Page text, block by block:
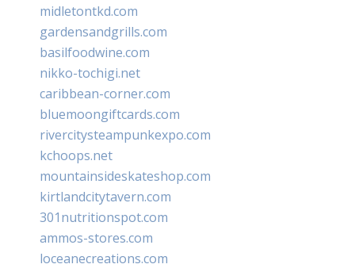
midletontkd.com
gardensandgrills.com
basilfoodwine.com
nikko-tochigi.net
caribbean-corner.com
bluemoongiftcards.com
rivercitysteampunkexpo.com
kchoops.net
mountainsideskateshop.com
kirtlandcitytavern.com
301nutritionspot.com
ammos-stores.com
loceanecreations.com